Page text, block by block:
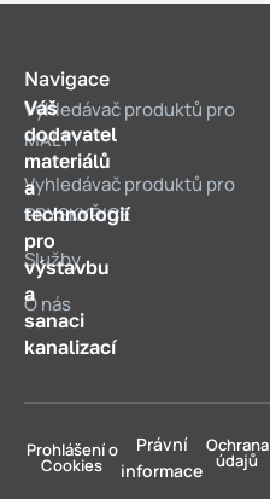
Váš
dodavatel
materiálů
a
technologií
pro
výstavbu
a
sanaci
kanalizací
Navigace
Vyhledávač produktů pro
MALTY
Vyhledávač produktů pro
PRYSKYŘICE
Služby
O nás
Prohlášení o
Cookies
Právní
informace
Ochrana
údajů